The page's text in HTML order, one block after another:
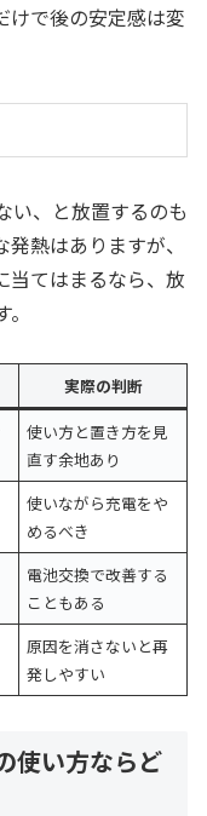
けで後の安定感は変
い、と放置するのも
熱はありますが、
当てはまるなら、放
実際の判断
使い方と置き方を見
直す余地あり
使いながら充電をや
めるべき
電池交換で改善する
こともある
原因を消さないと再
発しやすい
使い方ならど